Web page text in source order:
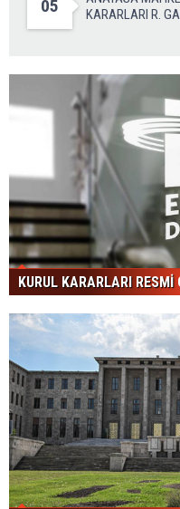
05
KARARLARI R.
KURUL KARARLARI